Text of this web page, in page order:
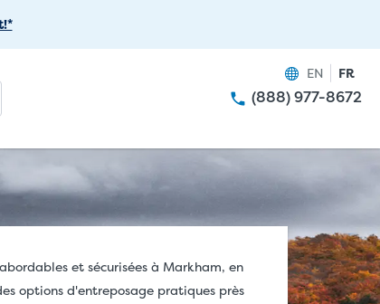
(888) 977-8672
EN FR
et sécurisées à Markham, en
options d'entreposage pratiques près